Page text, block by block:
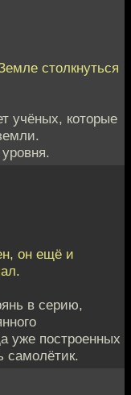
столкнуться
учёных, которые
он ещё и
в серию,
уже построенных
самолётик.